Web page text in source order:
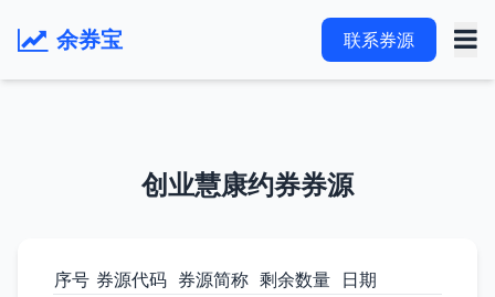
余券宝 联系券源
创业慧康约券券源
序号 券源代码 券源简称 剩余数量 日期